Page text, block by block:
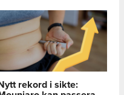
rekord i sikte: